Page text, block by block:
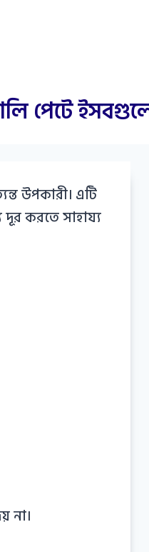
পেটে
উপকারী। এটি
করতে সাহায্য
না।